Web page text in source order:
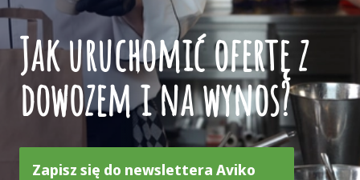
Jak uruchomić ofertę z
dowozem i na wynos?
Zapisz się do newslettera Aviko